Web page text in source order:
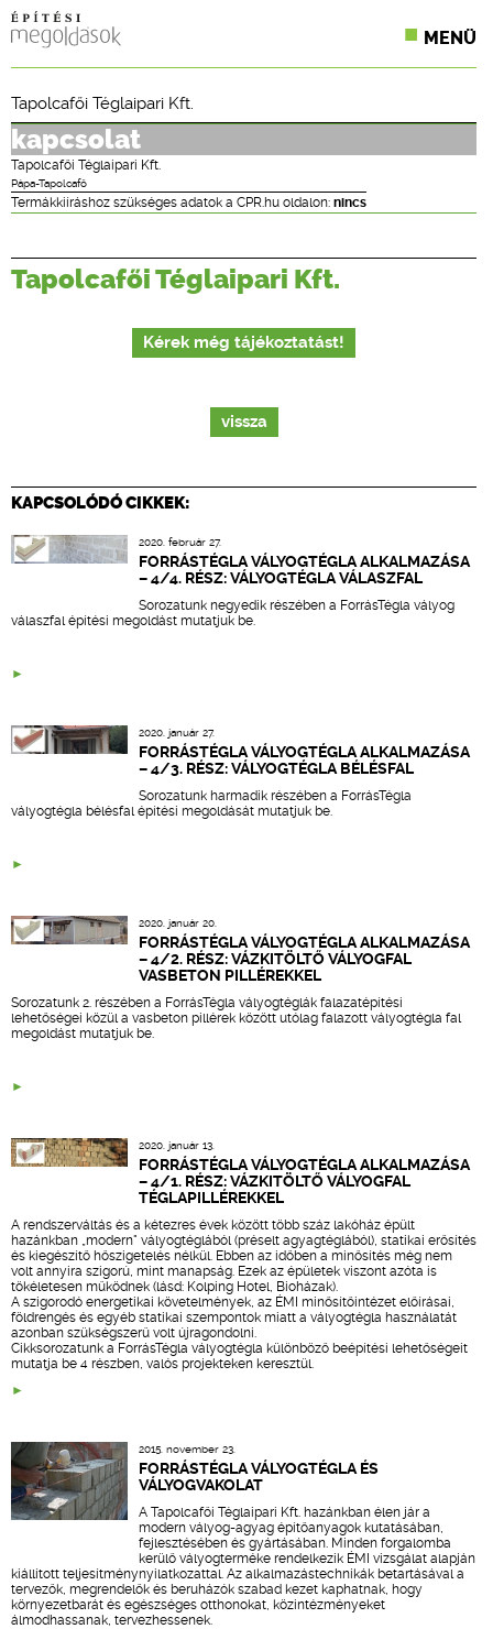
MENÜ
ONLINE KÉPZÉSEK
TERVEZÉSI SEGÉDLETEK
Tapolcafői Téglaipari Kft.
kapcsolat
Tapolcafői Téglaipari Kft.
Pápa-Tapolcafő
Termákkiíráshoz szükséges adatok a CPR.hu oldalon: nincs
Tapolcafői Téglaipari Kft.
Kérek még tájékoztatást!
vissza
KAPCSOLÓDÓ CIKKEK:
2020. február 27.
FORRÁSTÉGLA VÁLYOGTÉGLA ALKALMAZÁSA
– 4/4. RÉSZ: VÁLYOGTÉGLA VÁLASZFAL
Sorozatunknegyedik részében a ForrásTégla vályog
válaszfal építési megoldást mutatjuk be.
2020. január 27.
FORRÁSTÉGLA VÁLYOGTÉGLA ALKALMAZÁSA
– 4/3. RÉSZ: VÁLYOGTÉGLA BÉLÉSFAL
Sorozatunkharmadik részében a ForrásTégla
vályogtégla bélésfal építési megoldását mutatjuk be.
2020. január 20.
FORRÁSTÉGLA VÁLYOGTÉGLA ALKALMAZÁSA
– 4/2. RÉSZ: VÁZKITÖLTŐ VÁLYOGFAL
VASBETON PILLÉREKKEL
Sorozatunk 2. részében a ForrásTégla vályogtéglák falazatépítési
lehetőségei közül a vasbeton pillérek között utólag falazott vályogtégla fal
megoldást mutatjuk be.
2020. január 13.
FORRÁSTÉGLA VÁLYOGTÉGLA ALKALMAZÁSA
– 4/1. RÉSZ: VÁZKITÖLTŐ VÁLYOGFAL
TÉGLAPILLÉREKKEL
A rendszerváltás és a kétezres évek között több száz lakóház épült
hazánkban „modern" vályogtéglából (préselt agyagtéglából), statikai erősítés
és kiegészítő hőszigetelés nélkül. Ebben az időben a minősítés még nem
volt annyira szigorú, mint manapság. Ezek az épületek viszont azóta is
tökéletesen működnek (lásd: Kolping Hotel, Bioházak).
A szigorodó energetikai követelmények, az ÉMI minősítőintézet előírásai,
földrengés és egyéb statikai szempontok miatt a vályogtégla használatát
azonban szükségszerű volt újragondolni.
Cikksorozatunk a ForrásTégla vályogtégla különböző beépítési lehetőségeit
mutatja be 4 részben, valós projekteken keresztül.
2015. november 23.
FORRÁSTÉGLA VÁLYOGTÉGLA ÉS
VÁLYOGVAKOLAT
A Tapolcafői Téglaipari Kft. hazánkban élen jár a
modern vályog-agyag építőanyagok kutatásában,
fejlesztésében és gyártásában. Minden forgalomba
kerülő vályogterméke rendelkezik ÉMI vizsgálat alapján
kiállított teljesítménynyilatkozattal. Az alkalmazástechnikák betartásával a
tervezők, megrendelők és beruházók szabad kezet kaphatnak, hogy
környezetbarát és egészséges otthonokat, közintézményeket
álmodhassanak, tervezhessenek.